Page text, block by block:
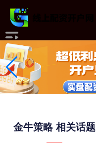
金牛策略 相关话题